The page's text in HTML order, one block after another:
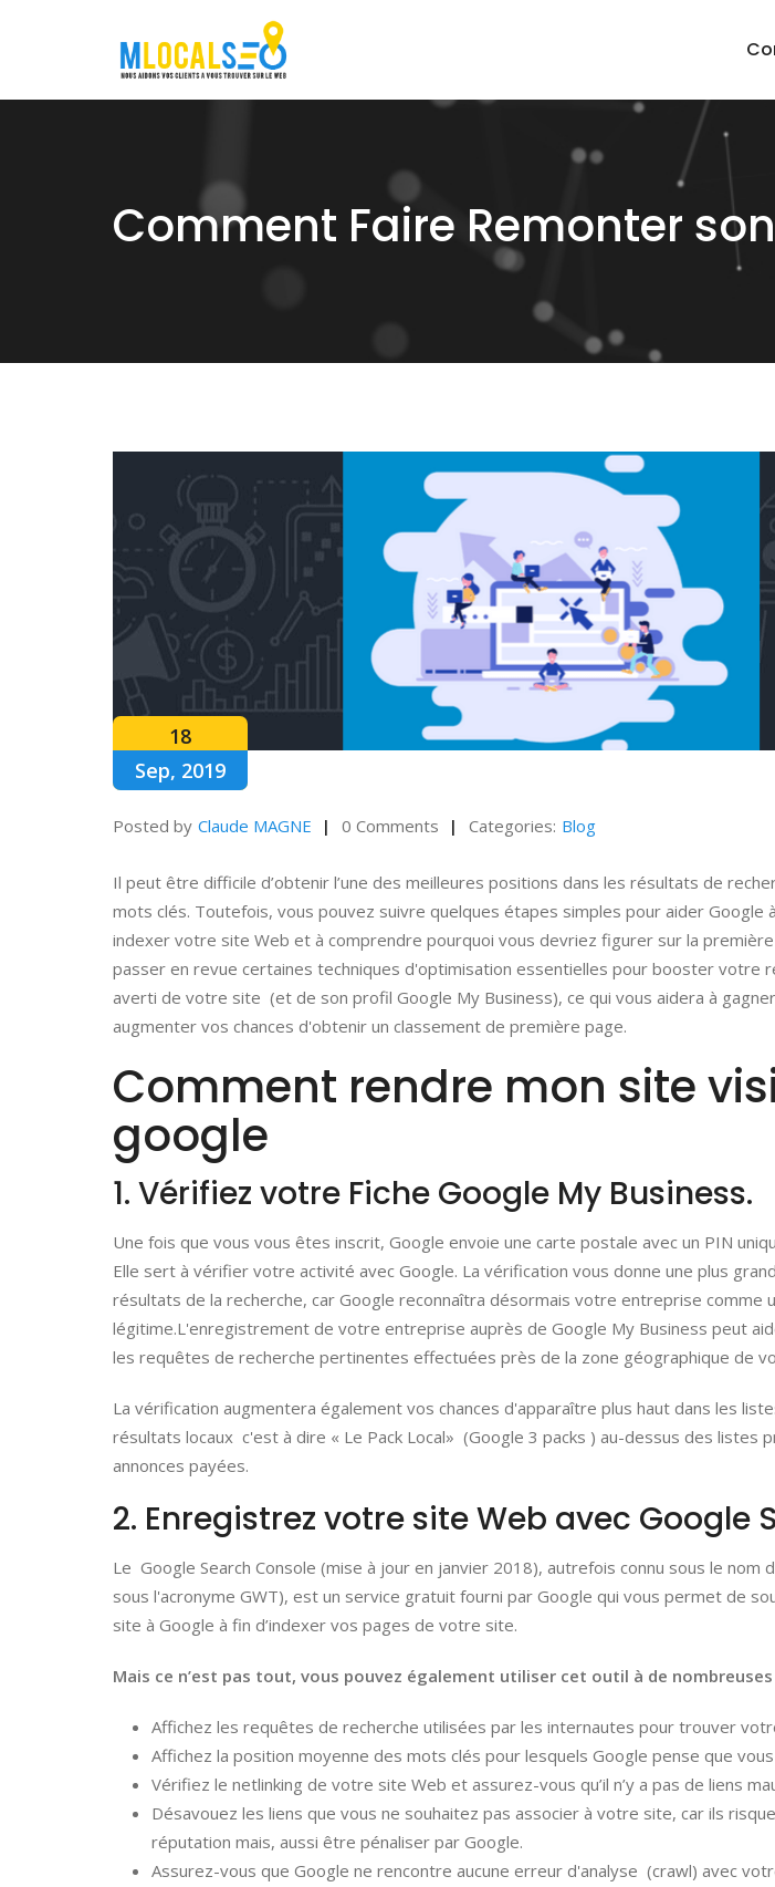
Comment Faire Remonter
18
Sep, 2019
Posted by Claude MAGNE 0 Comments Categories: Blog
Il peut être difficile d’obtenir l’une des meilleures positions dans les résultats de
mots clés. Toutefois, vous pouvez suivre quelques étapes simples pour aider
indexer votre site Web et à comprendre pourquoi vous devriez figurer sur la
passer en revue certaines techniques d'optimisation essentielles pour booster votre
averti de votre site (et de son profil Google My Business), ce qui vous aidera à
augmenter vos chances d'obtenir un classement de première page.
Comment rendre mon site
google
1. Vérifiez votre Fiche Google My Business.
Une fois que vous vous êtes inscrit, Google envoie une carte postale avec un PIN
Elle sert à vérifier votre activité avec Google. La vérification vous donne une plus
résultats de la recherche, car Google reconnaîtra désormais votre entreprise comme
légitime.L'enregistrement de votre entreprise auprès de Google My Business peut
les requêtes de recherche pertinentes effectuées près de la zone géographique de
La vérification augmentera également vos chances d'apparaître plus haut dans les
résultats locaux c'est à dire « Le Pack Local» (Google 3 packs ) au-dessus des listes
annonces payées.
2. Enregistrez votre site Web avec Google
Le Google Search Console (mise à jour en janvier 2018), autrefois connu sous le nom
sous l'acronyme GWT), est un service gratuit fourni par Google qui vous permet de
site à Google à fin d’indexer vos pages de votre site.
Mais ce n’est pas tout, vous pouvez également utiliser cet outil à de
Affichez les requêtes de recherche utilisées par les internautes pour trouver
Affichez la position moyenne des mots clés pour lesquels Google pense que
Vérifiez le netlinking de votre site Web et assurez-vous qu’il n’y a pas de liens
Désavouez les liens que vous ne souhaitez pas associer à votre site, car ils
réputation mais, aussi être pénaliser par Google.
Assurez-vous que Google ne rencontre aucune erreur d'analyse (crawl) avec